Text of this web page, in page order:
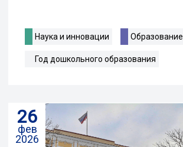
Наука и инновации Образование
Год дошкольного образования
26
фев
2026